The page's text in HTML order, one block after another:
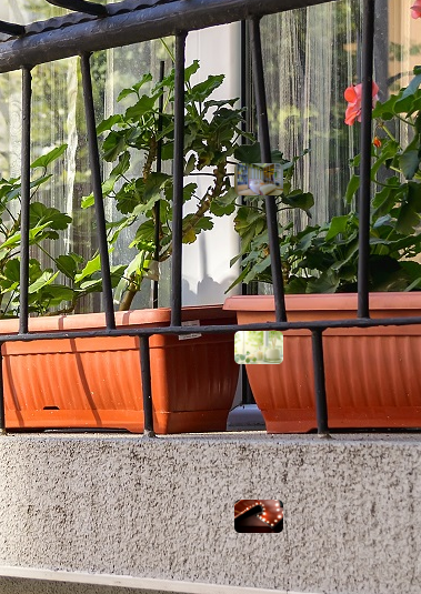
Armarios
empotrados:
cómo diseñarlos
para aprovechar
al máximo tu
espacio
Ambientación
aromática: crea
experiencias a
través del olfato
Carteles
luminosos para
negocios:
visibilidad que
marca la
diferencia